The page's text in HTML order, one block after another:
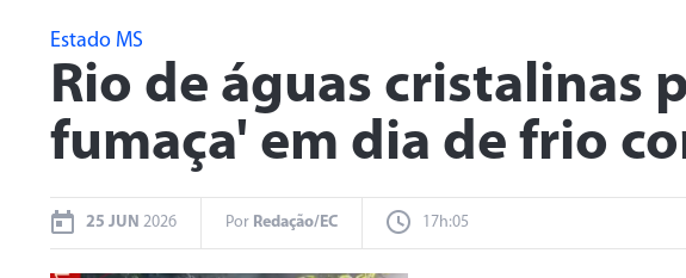
Estado MS
Rio de águas cristalinas
fumaça' em dia de frio
25 JUN 2026 Por Redação/EC 17h:05